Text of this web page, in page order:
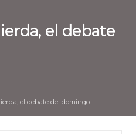
el debate
el debate del domingo